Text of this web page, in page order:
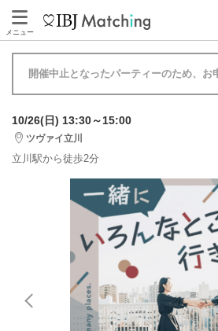
メニュー
開催中止となったパーティーのため、お
10/26(日) 13:30～15:00
ツヴァイ立川
立川駅から徒歩2分